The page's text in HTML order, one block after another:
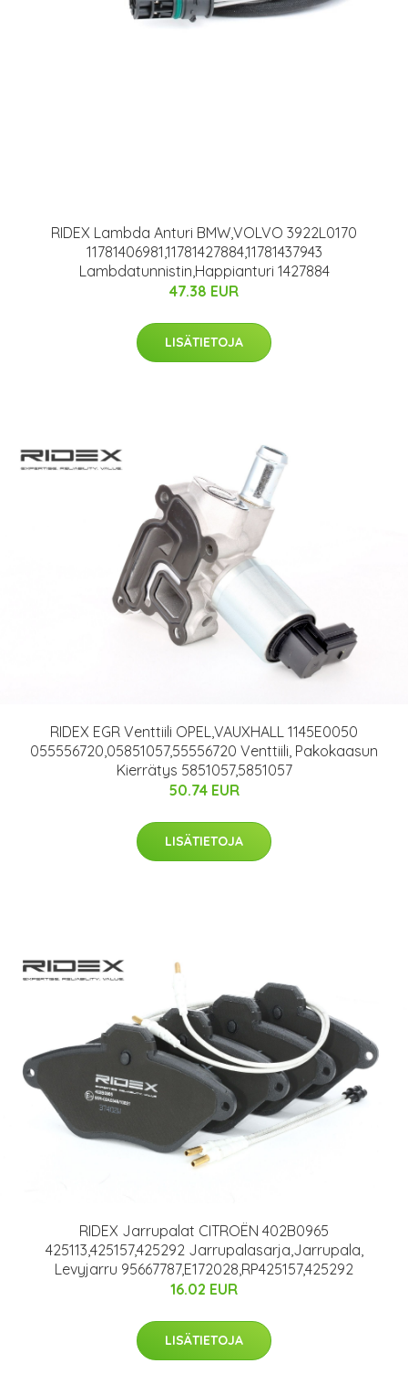
RIDEX Lambda Anturi BMW,VOLVO 3922L0170
11781406981,11781427884,11781437943
Lambdatunnistin,Happianturi 1427884
47.38 EUR
LISÄTIETOJA
RIDEX EGR Venttiili OPEL,VAUXHALL 1145E0050
055556720,05851057,55556720 Venttiili, Pakokaasun
Kierrätys 5851057,5851057
50.74 EUR
LISÄTIETOJA
RIDEX Jarrupalat CITROËN 402B0965
425113,425157,425292 Jarrupalasarja,Jarrupala,
Levyjarru 95667787,E172028,RP425157,425292
16.02 EUR
LISÄTIETOJA